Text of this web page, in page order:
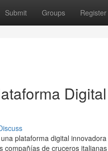
Submit Groups Register
plataforma digital
compañías de cruceros